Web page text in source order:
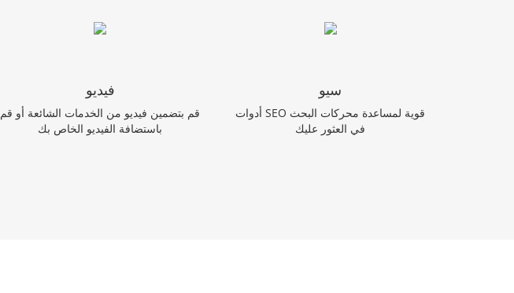
فيديو
قم بتضمين فيديو من الخدمات الشائعة أو قم
باستضافة الفيديو الخاص بك
سيو
أدوات SEO قوية لمساعدة محركات البحث
في العثور عليك